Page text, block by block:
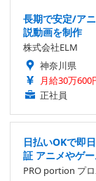
長期で安定/ア
説動画を制作
株式会社ELM
神奈川県
月給30万600
正社員
日払いOKで即
証 アニメやゲ
PRO portion プ